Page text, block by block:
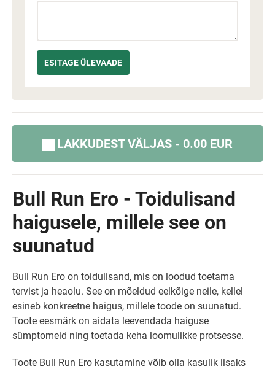
LAKKUDEST VÄLJAS - 0.00 EUR
Bull Run Ero - Toidulisand
haigusele, millele see on
suunatud
Bull Run Ero on toidulisand, mis on loodud toetama
tervist ja heaolu. See on mõeldud eelkõige neile, kellel
esineb konkreetne haigus, millele toode on suunatud.
Toote eesmärk on aidata leevendada haiguse
sümptomeid ning toetada keha loomulikke protsesse.
Toote Bull Run Ero kasutamine võib olla kasulik lisaks